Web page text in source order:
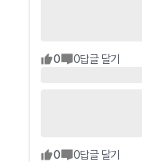
0 0답글 달기
0 0답글 달기